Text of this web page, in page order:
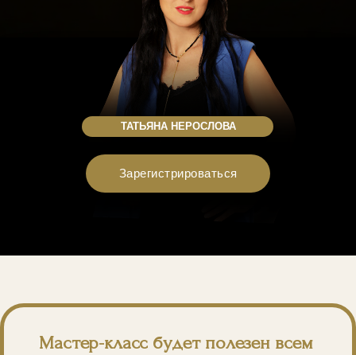
ТАТЬЯНА НЕРОСЛОВА
Зарегистрироваться
Мастер-класс будет полезен всем